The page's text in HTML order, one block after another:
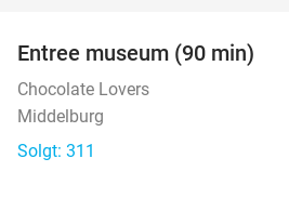
Entree museum (90 min)
Chocolate Lovers
Middelburg
Solgt: 311